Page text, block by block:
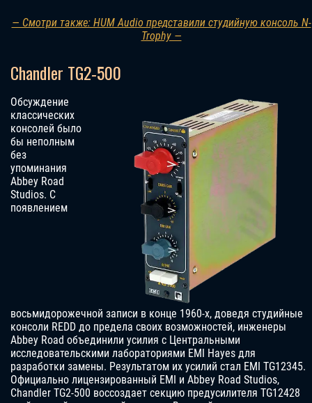
— Смотри также: HUM Audio представили студийную консоль N-
Trophy —
Chandler TG2‑500
Обсуждение
классических
консолей было
бы неполным
без
упоминания
Abbey Road
Studios. С
появлением
восьмидорожечной записи в конце 1960-х, доведя студийные
консоли REDD до предела своих возможностей, инженеры
Abbey Road объединили усилия с Центральными
исследовательскими лабораториями EMI Hayes для
разработки замены. Результатом их усилий стал EMI TG12345.
Официально лицензированный EMI и Abbey Road Studios,
Chandler TG2‑500 воссоздает секцию предусилителя TG12428